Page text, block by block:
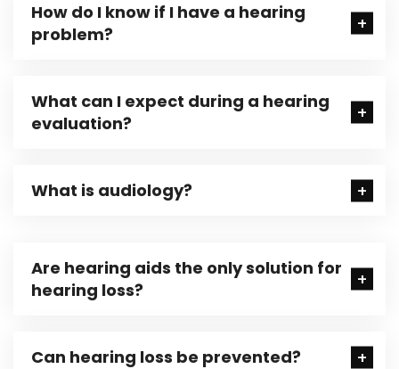
How do I know if I have a hearing
problem?
What can I expect during a hearing
evaluation?
What is audiology?
Are hearing aids the only solution for
hearing loss?
Can hearing loss be prevented?